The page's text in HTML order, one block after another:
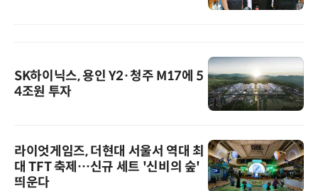
SK하이닉스, 용인 Y2·청주 M17에 5
4조원 투자
라이엇게임즈, 더현대 서울서 역대 최
대 TFT 축제…신규 세트 '신비의 숲'
띄운다